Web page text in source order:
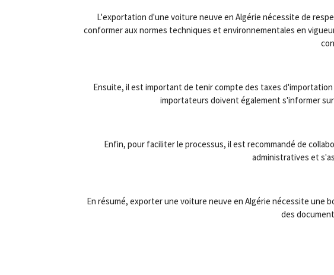
L'exportation d'une voiture neuve en Algérie nécessite de
conformer aux normes techniques et environnementales en
Ensuite, il est important de tenir compte des taxes
importateurs doivent également s'informer
Enfin, pour faciliter le processus, il est recommandé de
administratives et
En résumé, exporter une voiture neuve en Algérie nécessite une
des